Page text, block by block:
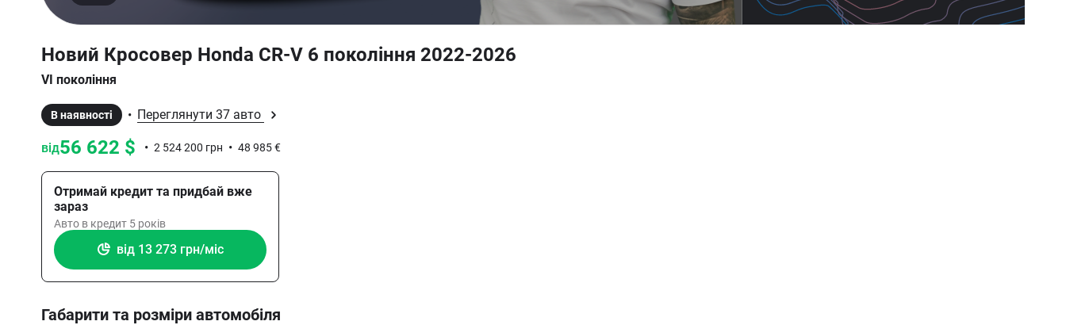
Новий Кросовер Honda CR-V 6 покоління 2022-2026
VI покоління
від56 622 $ • 2 524 200 грн • 48 985 €
В наявності • Переглянути 37 авто
Отримай кредит та придбай вже
зараз
Авто в кредит 5 років
від 13 273 грн/міс
Габарити та розміри автомобіля